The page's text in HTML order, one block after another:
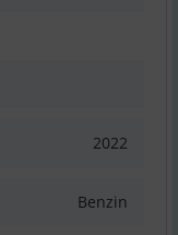
2022
Benzin